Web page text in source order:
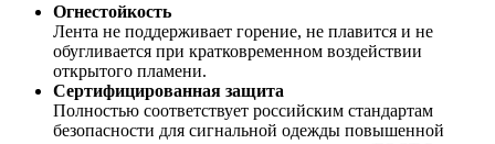
Огнестойкость
Лента не поддерживает горение, не плавится и не
обугливается при кратковременном воздействии
открытого пламени.
Сертифицированная защита
Полностью соответствует российским стандартам
безопасности для сигнальной одежды повышенной